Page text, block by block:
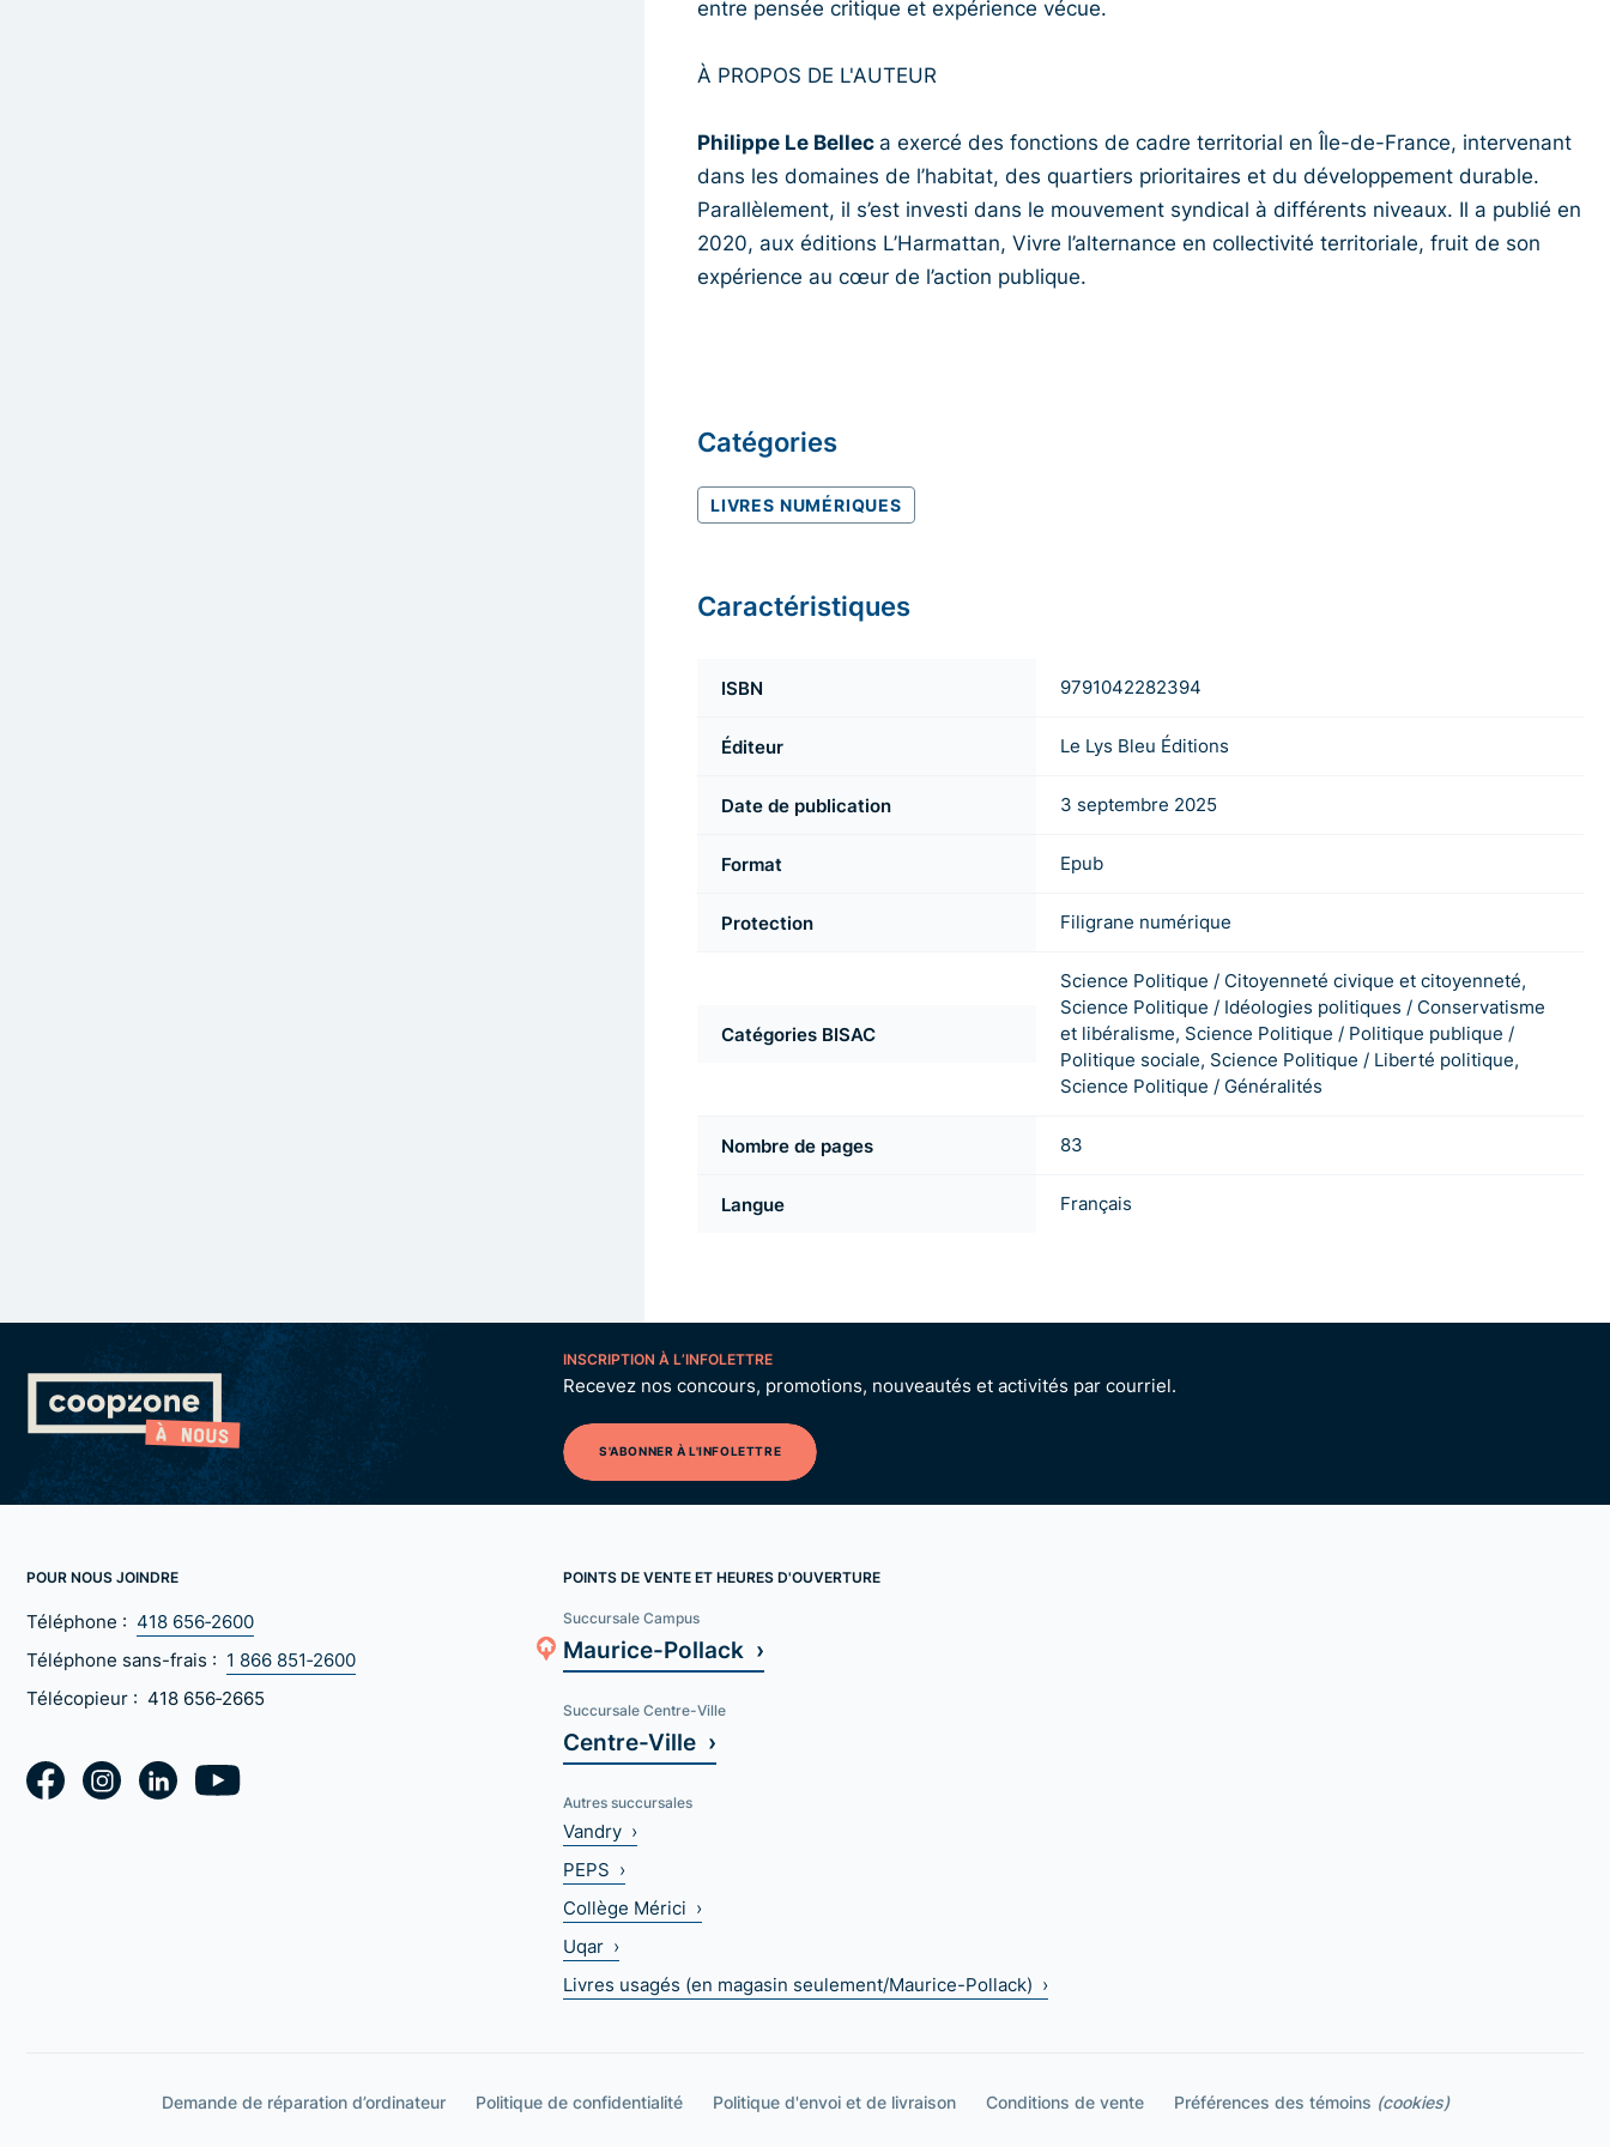
entre pensée critique et expérience vécue.
À PROPOS DE L'AUTEUR
Philippe Le Bellec a exercé des fonctions de cadre territorial en Île-de-France, intervenant
dans les domaines de l’habitat, des quartiers prioritaires et du développement durable.
Parallèlement, il s’est investi dans le mouvement syndical à différents niveaux. Il a publié en
2020, aux éditions L’Harmattan, Vivre l’alternance en collectivité territoriale, fruit de son
expérience au cœur de l’action publique.
Catégories
LIVRES NUMÉRIQUES
Caractéristiques
ISBN 9791042282394
Éditeur Le Lys Bleu Éditions
Date de publication 3 septembre 2025
Format Epub
Protection Filigrane numérique
Catégories BISAC
Science Politique / Citoyenneté civique et citoyenneté,
Science Politique / Idéologies politiques / Conservatisme
et libéralisme, Science Politique / Politique publique /
Politique sociale, Science Politique / Liberté politique,
Science Politique / Généralités
Nombre de pages 83
Langue Français
INSCRIPTION À L’INFOLETTRE
Recevez nos concours, promotions, nouveautés et activités par courriel.
S'ABONNER À L'INFOLETTRE
POUR NOUS JOINDRE
Téléphone : 418 656‑2600
Téléphone sans-frais : 1 866 851‑2600
Télécopieur : 418 656‑2665
POINTS DE VENTE ET HEURES D'OUVERTURE
Succursale Campus
Maurice-Pollack ›
Succursale Centre-Ville
Centre-Ville ›
Autres succursales
Vandry ›
PEPS ›
Collège Mérici ›
Uqar ›
Livres usagés (en magasin seulement/Maurice-Pollack) ›
Demande de réparation d’ordinateur Politique de confidentialité Politique d'envoi et de livraison Conditions de vente Préférences des témoins (cookies)